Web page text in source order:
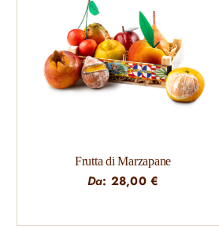
Frutta di Marzapane
Da: 28,00 €